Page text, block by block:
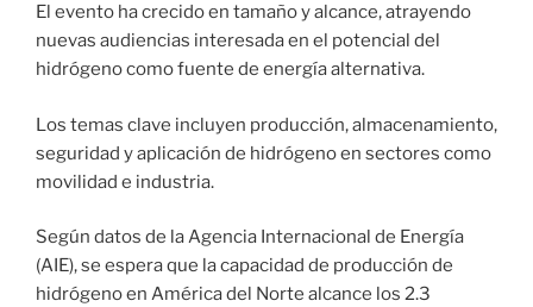
El evento ha crecido en tamaño y alcance, atrayendo
nuevas audiencias interesada en el potencial del
hidrógeno como fuente de energía alternativa.
Los temas clave incluyen producción, almacenamiento,
seguridad y aplicación de hidrógeno en sectores como
movilidad e industria.
Según datos de la Agencia Internacional de Energía
(AIE), se espera que la capacidad de producción de
hidrógeno en América del Norte alcance los 2.3